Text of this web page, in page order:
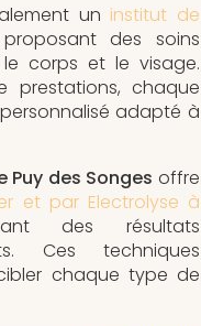
un institut de
des soins
corps et le visage.
prestations, chaque
adapté à
Puy des Songes offre
et par Electrolyse à
des résultats
Ces techniques
chaque type de